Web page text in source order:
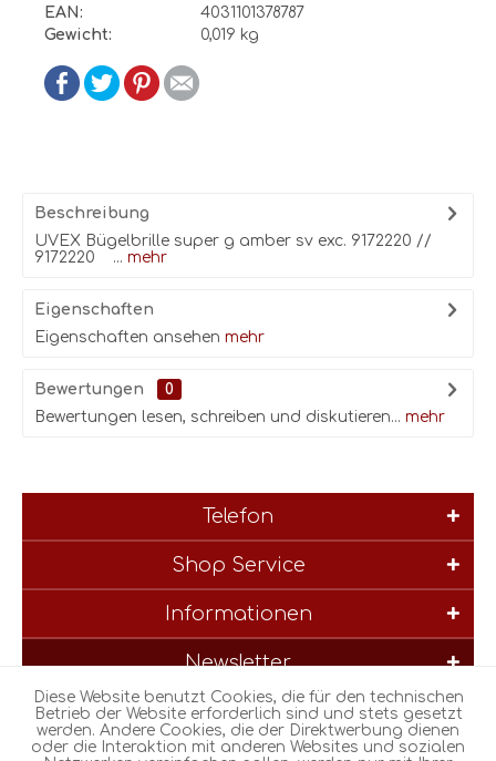
EAN:
4031101378787
Gewicht:
0,019 kg
Beschreibung
UVEX Bügelbrille super g amber sv exc. 9172220 //
9172220 ... mehr
Eigenschaften
Eigenschaften ansehen mehr
Bewertungen
0
Bewertungen lesen, schreiben und diskutieren... mehr
Telefon
Shop Service
Informationen
Newsletter
* Alle Preise inkl. gesetzl. Mehrwertsteuer zzgl.Versandkostenund
ggf. Nachnahmegebühren, wenn nicht anders beschrieben
Diese Website benutzt Cookies, die für den technischen
Betrieb der Website erforderlich sind und stets gesetzt
werden. Andere Cookies, die der Direktwerbung dienen
oder die Interaktion mit anderen Websites und sozialen